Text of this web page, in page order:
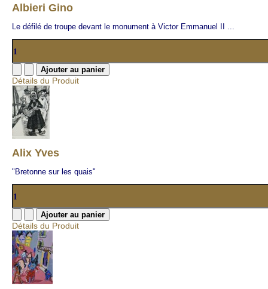
Albieri Gino
Le défilé de troupe devant le monument à Victor Emmanuel II ...
Détails du Produit
Alix Yves
"Bretonne sur les quais"
Détails du Produit